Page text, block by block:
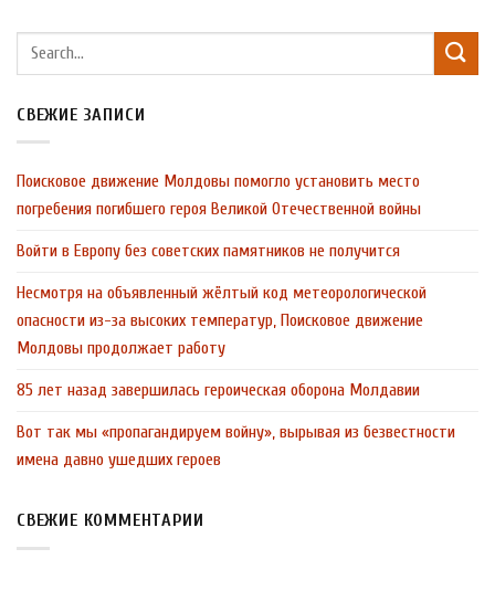
СВЕЖИЕ ЗАПИСИ
Поисковое движение Молдовы помогло установить место
погребения погибшего героя Великой Отечественной войны
Войти в Европу без советских памятников не получится
Несмотря на объявленный жёлтый код метеорологической
опасности из-за высоких температур, Поисковое движение
Молдовы продолжает работу
85 лет назад завершилась героическая оборона Молдавии
Вот так мы «пропагандируем войну», вырывая из безвестности
имена давно ушедших героев
СВЕЖИЕ КОММЕНТАРИИ